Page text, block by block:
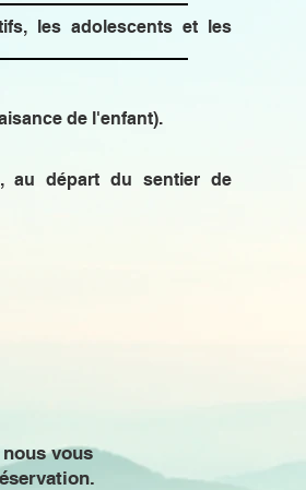
les adolescents et les
de l'enfant).
au départ du sentier de
vous